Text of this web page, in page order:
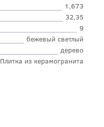
1,673
32,35
9
бежевый светлый
дерево
Плитка из керамогранита